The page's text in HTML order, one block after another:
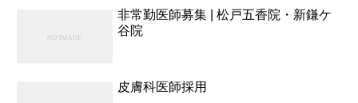
非常勤医師募集 | 松戸五香院・新鎌ケ
谷院
皮膚科医師採用